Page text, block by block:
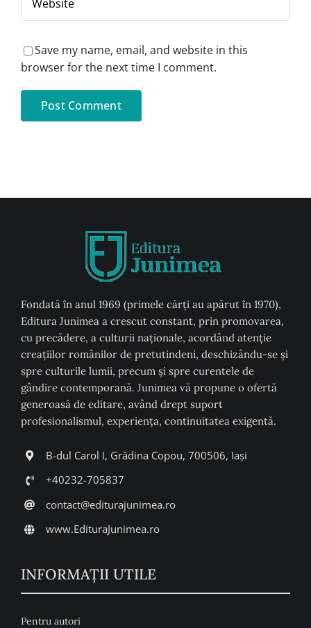
Save my name, email, and website in this
browser for the next time I comment.
Fondată în anul 1969 (primele cărți au apărut în 1970),
Editura Junimea a crescut constant, prin promovarea,
cu precădere, a culturii naţionale, acordând atenţie
creaţiilor românilor de pretutindeni, deschizându-se şi
spre culturile lumii, precum şi spre curentele de
gândire contemporană. Junimea vă propune o ofertă
generoasă de editare, având drept suport
profesionalismul, experiența, continuitatea exigentă.
B-dul Carol I, Grădina Copou, 700506, Iași
+40232-705837
contact@editurajunimea.ro
www.EdituraJunimea.ro
INFORMAŢII UTILE
Pentru autori